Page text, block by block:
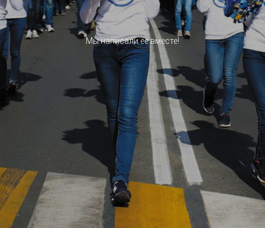
Мы написали ее вместе!